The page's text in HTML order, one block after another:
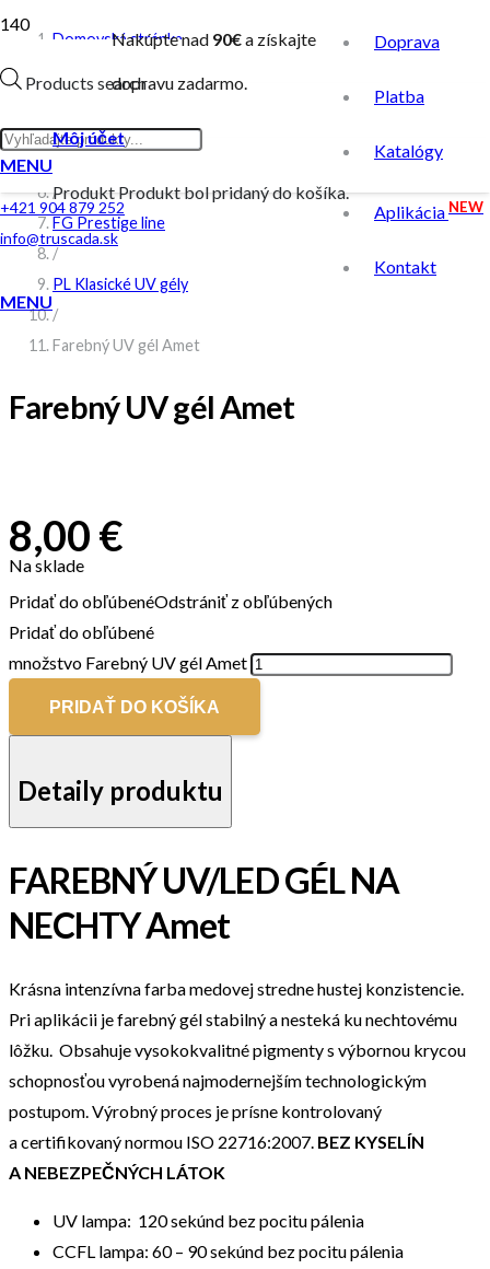
Nakúpte nad 90€a získajte
dopravu zadarmo.
Products search
Doprava
Platba
Katalógy
Aplikácia NEW
Kontakt
MENU
Môj účet
ProduktProduktbol pridaný do košíka.
+421 904 879 252
info@truscada.sk
MENU
Domovská stránka
/
/
FG Prestige line
/
PL Klasické UV gély
/
Farebný UV gél Amet
Farebný UV gél Amet
8,00€
Na sklade
Pridať do obľúbenéOdstrániť z obľúbených
Pridať do obľúbené
množstvo Farebný UV gél Amet
PRIDAŤ DO KOŠÍKA
Detaily produktu
FAREBNÝ UV/LED GÉL NA
NECHTY Amet
Krásna intenzívna farba medovej stredne hustej konzistencie.
Pri aplikácii je farebný gél stabilný a nesteká ku nechtovému
lôžku. Obsahuje vysokokvalitné pigmenty s výbornou krycou
schopnosťou vyrobená najmodernejším technologickým
postupom. Výrobný proces je prísne kontrolovaný
a certifikovaný normou ISO 22716:2007. BEZ KYSELÍN
A NEBEZPEČNÝCH LÁTOK
UV lampa: 120 sekúnd bez pocitu pálenia
CCFL lampa: 60 – 90 sekúnd bez pocitu pálenia